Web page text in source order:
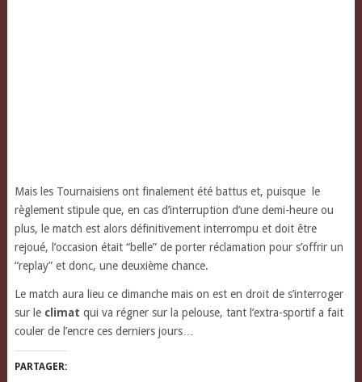
Mais les Tournaisiens ont finalement été battus et, puisque le
règlement stipule que, en cas d’interruption d’une demi-heure ou
plus, le match est alors définitivement interrompu et doit être
rejoué, l’occasion était “belle” de porter réclamation pour s’offrir un
“replay” et donc, une deuxième chance.
Le match aura lieu ce dimanche mais on est en droit de s’interroger
sur le climat qui va régner sur la pelouse, tant l’extra-sportif a fait
couler de l’encre ces derniers jours…
PARTAGER: